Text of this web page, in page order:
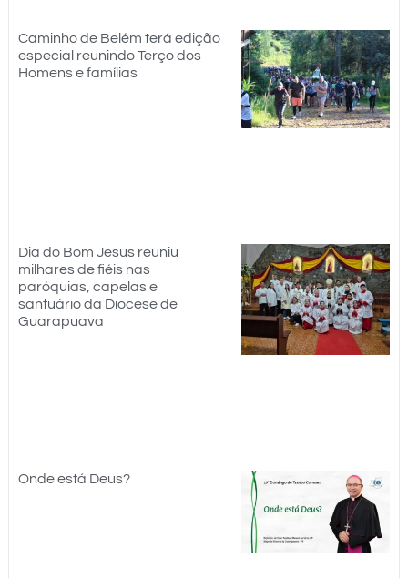
Caminho de Belém terá edição
especial reunindo Terço dos
Homens e famílias
Dia do Bom Jesus reuniu
milhares de fiéis nas
paróquias, capelas e
santuário da Diocese de
Guarapuava
Onde está Deus?